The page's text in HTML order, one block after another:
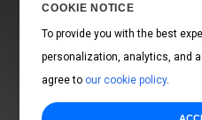
ब्लॉग
COOKIE NOTICE
To provide you with the best
personalization, analytics, and
agree to our cookie policy.